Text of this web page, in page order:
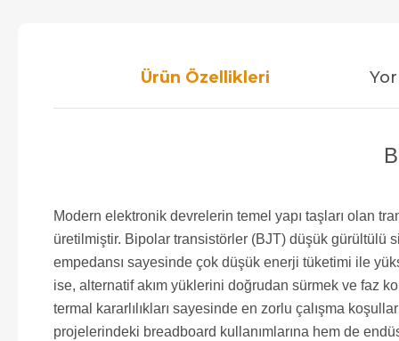
Ürün Özellikleri
Modern elektronik devrelerin temel yapı taşları olan
üretilmiştir. Bipolar transistörler (BJT) düşük gürültülü
empedansı sayesinde çok düşük enerji tüketimi ile
ise, alternatif akım yüklerini doğrudan sürmek ve faz
termal kararlılıkları sayesinde en zorlu çalışma
projelerindeki breadboard kullanımlarına hem de